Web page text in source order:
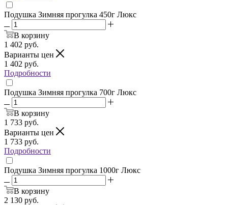
Подушка Зимняя прогулка 450г Люкс
В корзину
1 402 руб.
Варианты цен
1 402 руб.
Подробности
Подушка Зимняя прогулка 700г Люкс
В корзину
1 733 руб.
Варианты цен
1 733 руб.
Подробности
Подушка Зимняя прогулка 1000г Люкс
В корзину
2 130 руб.